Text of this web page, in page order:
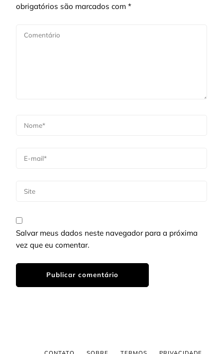
obrigatórios são marcados com *
Salvar meus dados neste navegador para a próxima
vez que eu comentar.